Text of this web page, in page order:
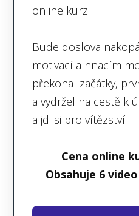
online kurz.
Bude doslova
motivací a hnacím
překonal začátky,
a vydržel na cestě k
a jdi si pro vítězství.
Cena online
Obsahuje 6